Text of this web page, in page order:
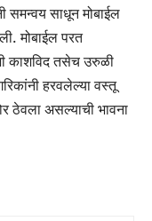
समन्वय साधून मोबाईल
मोबाईल परत
काशविद तसेच उरुळी
हरवलेल्या वस्तू
ठेवला असल्याची भावना